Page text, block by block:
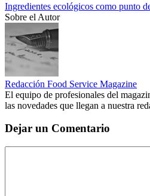
Ingredientes ecológicos como punto
Sobre el Autor
Redacción Food Service Magazine
El equipo de profesionales del
las novedades que llegan a nuestra
Dejar un Comentario